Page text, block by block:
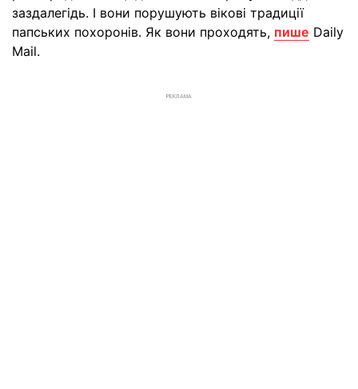
заздалегідь. І вони порушують вікові традиції
папських похоронів. Як вони проходять, пише Daily
Mail.
РЕКЛАМА